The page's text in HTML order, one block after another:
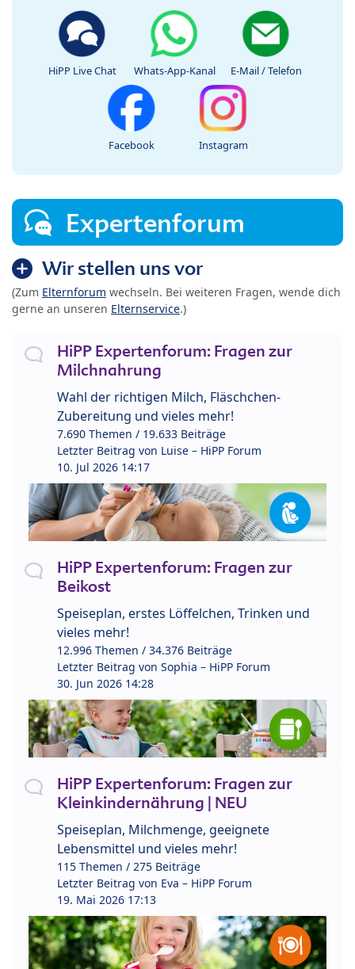
HiPP Live Chat Whats-App-Kanal E-Mail / Telefon
Facebook Instagram
Expertenforum
Wir stellen uns vor
(Zum Elternforum wechseln. Bei weiteren Fragen, wende dich
gerne an unseren Elternservice.)
HiPP Expertenforum: Fragen zur
Milchnahrung
Wahl der richtigen Milch, Fläschchen-
Zubereitung und vieles mehr!
7.690 Themen / 19.633 Beiträge
Letzter Beitrag von Luise – HiPP Forum
10. Jul 2026 14:17
HiPP Expertenforum: Fragen zur
Beikost
Speiseplan, erstes Löffelchen, Trinken und
vieles mehr!
12.996 Themen / 34.376 Beiträge
Letzter Beitrag von Sophia – HiPP Forum
30. Jun 2026 14:28
HiPP Expertenforum: Fragen zur
Kleinkindernährung | NEU
Speiseplan, Milchmenge, geeignete
Lebensmittel und vieles mehr!
115 Themen / 275 Beiträge
Letzter Beitrag von Eva – HiPP Forum
19. Mai 2026 17:13